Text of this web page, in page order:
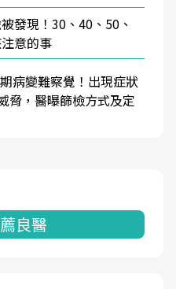
發現！30、40、50、
意的事
病變難察覺！出現症狀
脅，醫曝篩檢方式及定
良醫